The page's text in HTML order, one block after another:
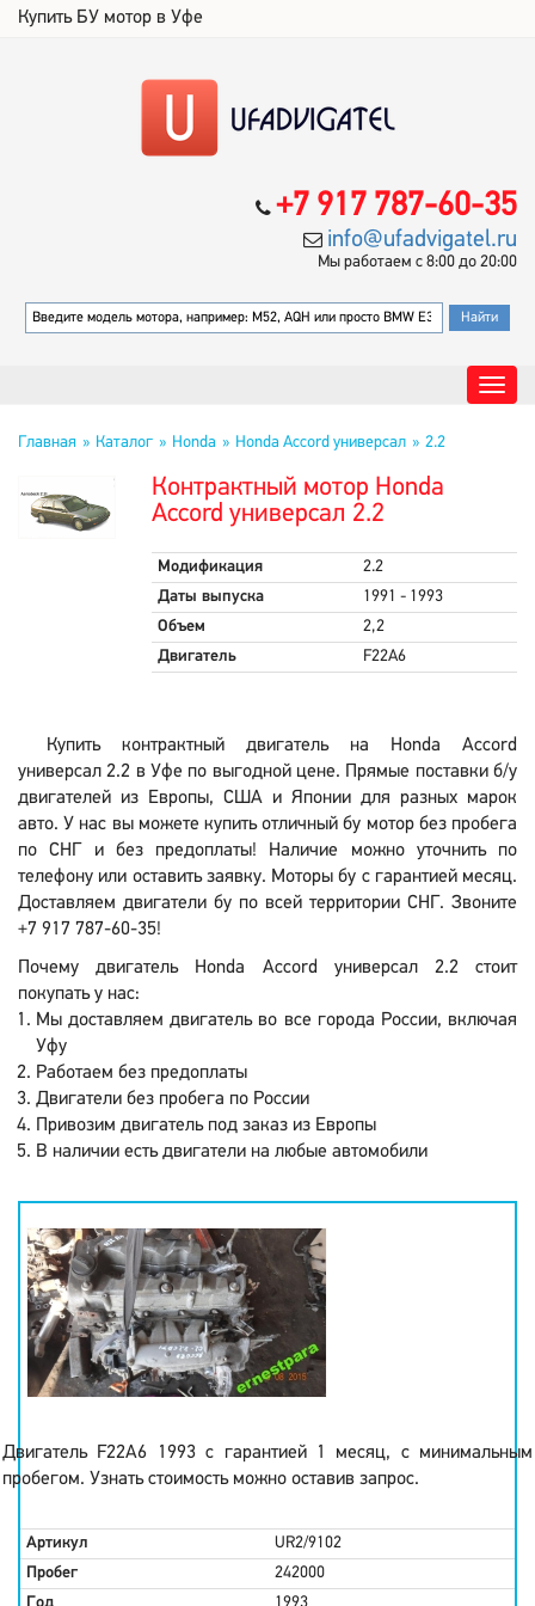
Купить БУ мотор в Уфе
+7 917 787-60-35
info@ufadvigatel.ru
Мы работаем с 8:00 до 20:00
Главная Каталог Honda Honda Accord универсал 2.2
Контрактный мотор Honda
Accord универсал 2.2
Модификация
2.2
Даты выпуска
1991 - 1993
Объем
2,2
Двигатель
F22A6
Купить контрактный двигатель на Honda Accord
универсал 2.2 в Уфе по выгодной цене. Прямые поставки б/у
двигателей из Европы, США и Японии для разных марок
авто. У нас вы можете купить отличный бу мотор без пробега
по СНГ и без предоплаты! Наличие можно уточнить по
телефону или оставить заявку. Моторы бу с гарантией месяц.
Доставляем двигатели бу по всей территории СНГ. Звоните
+7 917 787-60-35!
Почему двигатель Honda Accord универсал 2.2 стоит
покупать у нас:
Мы доставляем двигатель во все города России, включая
Уфу
Работаем без предоплаты
Двигатели без пробега по России
Привозим двигатель под заказ из Европы
В наличии есть двигатели на любые автомобили
Двигатель F22A6 1993 с гарантией 1 месяц, с минимальным
пробегом. Узнать стоимость можно оставив запрос.
Артикул
UR2/9102
Пробег
242000